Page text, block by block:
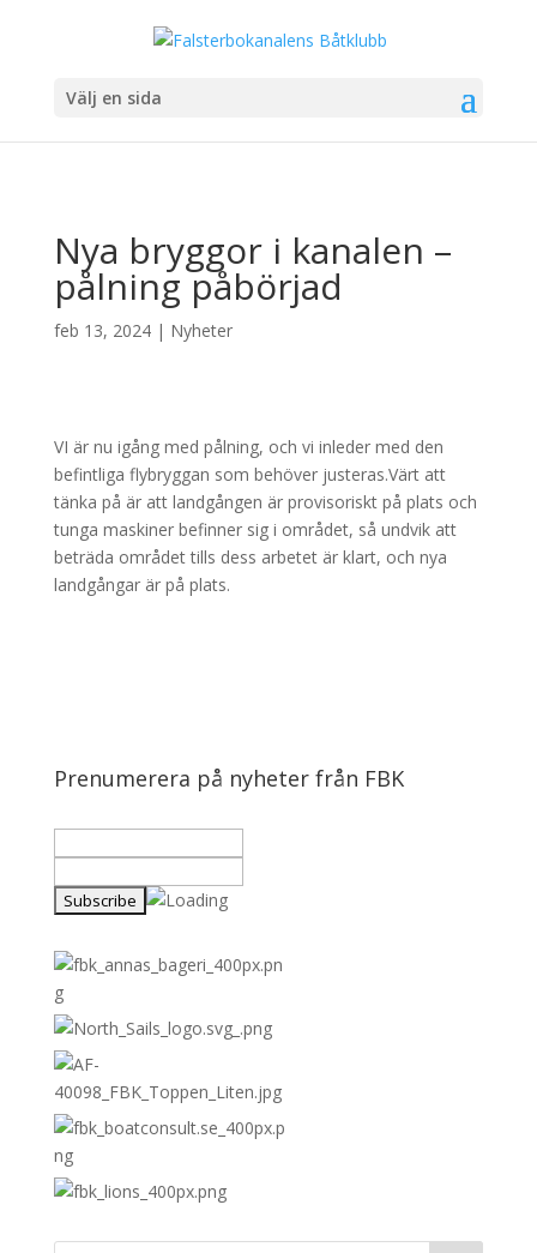
Välj en sida
Nya bryggor i kanalen –
pålning påbörjad
feb 13, 2024| Nyheter
VI är nu igång med pålning, och vi inleder med den
befintliga flybryggan som behöver justeras.Värt att
tänka på är att landgången är provisoriskt på plats och
tunga maskiner befinner sig i området, så undvik att
beträda området tills dess arbetet är klart, och nya
landgångar är på plats.
Prenumerera på nyheter från FBK